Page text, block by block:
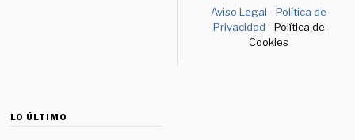
Aviso Legal -Política de
Privacidad - Política de
Cookies
LO ÚLTIMO